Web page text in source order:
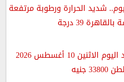
شديد الحرارة ورطوبة مرتفعة
39 درجة
سعر الحديد اليوم الاثنين 10 أغسطس 2026
جنيه